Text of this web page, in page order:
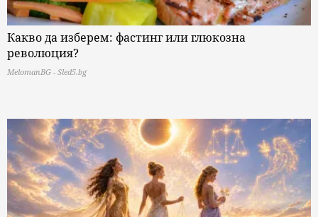
Какво да изберем: фастинг или глюкозна
революция?
MelomanBG - Sled5.bg